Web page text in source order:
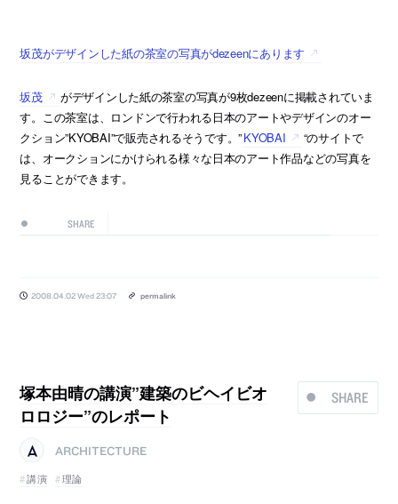
坂茂がデザインした紙の茶室の写真がdezeenにあります
坂茂
がデザインした紙の茶室の写真が9枚dezeenに掲載されていま
す。この茶室は、ロンドンで行われる日本のアートやデザインのオー
クション”KYOBAI”で販売されるそうです。”KYOBAI
“のサイトで
は、オークションにかけられる様々な日本のアート作品などの写真を
見ることができます。
SHARE
2008.04.02 Wed 23:07 permalink
SHARE
塚本由晴の講演”建築のビヘイビオ
ロロジー”のレポート
ARCHITECTURE
講演
理論